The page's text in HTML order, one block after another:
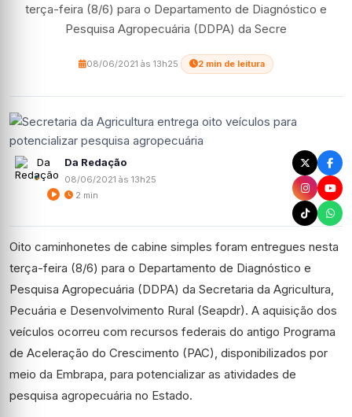
terça-feira (8/6) para o Departamento de Diagnóstico e
Pesquisa Agropecuária (DDPA) da Secre
08/06/2021 às 13h25 2 min de leitura
Da Redação
08/06/2021 às 13h25
2 min
Oito caminhonetes de cabine simples foram entregues nesta
terça-feira (8/6) para o Departamento de Diagnóstico e
Pesquisa Agropecuária (DDPA) da Secretaria da Agricultura,
Pecuária e Desenvolvimento Rural (Seapdr). A aquisição dos
veículos ocorreu com recursos federais do antigo Programa
de Aceleração do Crescimento (PAC), disponibilizados por
meio da Embrapa, para potencializar as atividades de
pesquisa agropecuária no Estado.